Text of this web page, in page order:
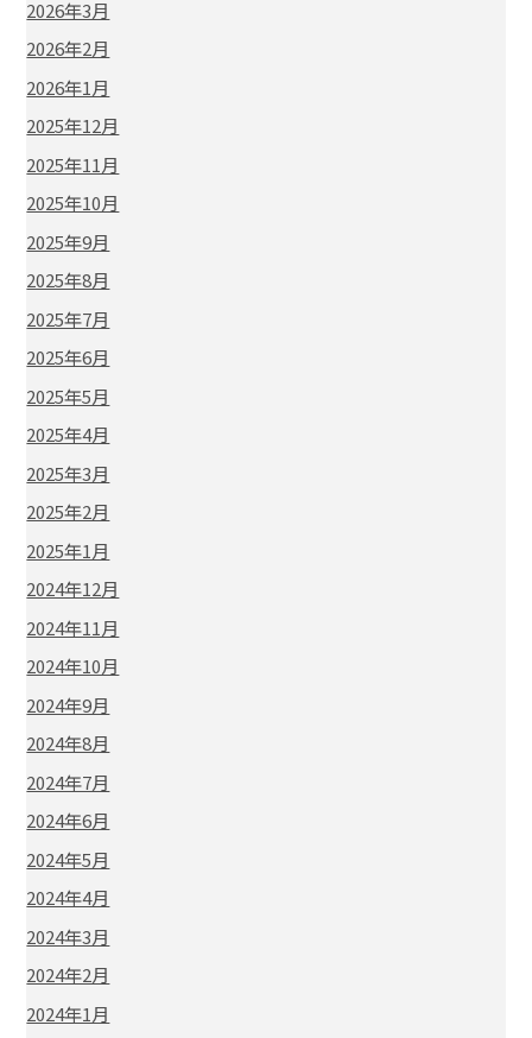
2026年3月
2026年2月
2026年1月
2025年12月
2025年11月
2025年10月
2025年9月
2025年8月
2025年7月
2025年6月
2025年5月
2025年4月
2025年3月
2025年2月
2025年1月
2024年12月
2024年11月
2024年10月
2024年9月
2024年8月
2024年7月
2024年6月
2024年5月
2024年4月
2024年3月
2024年2月
2024年1月